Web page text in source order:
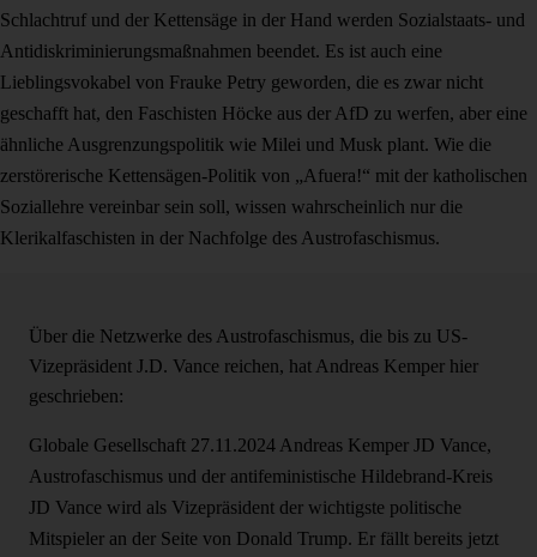
Schlachtruf und der Kettensäge in der Hand werden Sozialstaats- und
Antidiskriminierungsmaßnahmen beendet. Es ist auch eine
Lieblingsvokabel von Frauke Petry geworden, die es zwar nicht
geschafft hat, den Faschisten Höcke aus der AfD zu werfen, aber eine
ähnliche Ausgrenzungspolitik wie Milei und Musk plant. Wie die
zerstörerische Kettensägen-Politik von „Afuera!“ mit der katholischen
Soziallehre vereinbar sein soll, wissen wahrscheinlich nur die
Klerikalfaschisten in der Nachfolge des Austrofaschismus.
Über die Netzwerke des Austrofaschismus, die bis zu US-
Vizepräsident J.D. Vance reichen, hat Andreas Kemper hier
geschrieben:
Globale Gesellschaft 27.11.2024 Andreas Kemper JD Vance,
Austrofaschismus und der antifeministische Hildebrand-Kreis
JD Vance wird als Vizepräsident der wichtigste politische
Mitspieler an der Seite von Donald Trump. Er fällt bereits jetzt